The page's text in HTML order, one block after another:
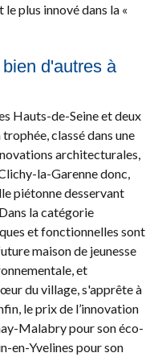
plus innové dans la «
d'autres à
Hauts-de-Seine et deux
classé dans une
architecturales,
la-Garenne donc,
piétonne desservant
la catégorie
et fonctionnelles sont
maison de jeunesse
et
du village, s'apprête à
le prix de l’innovation
Malabry pour son éco-
en-Yvelines pour son